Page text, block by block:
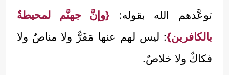
توعَّدهم الله بقوله: {وإنَّ جهنَّم لمحيطةٌ
بالكافرين}: ليس لهم عنها مَفَرٌّ ولا مناصٌ ولا
فكاكٌ ولا خلاصٌ.